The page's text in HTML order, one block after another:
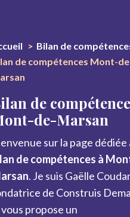
Bilan de
de compétences Mont-
de
de-Marsan
sur la page dédiée
de compétences à
. Je suis Gaëlle
de Construis
propose un